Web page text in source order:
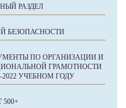
РАЗДЕЛ
БЕЗОПАСНОСТИ
ПО ОРГАНИЗАЦИИ И
ГРАМОТНОСТИ
УЧЕБНОМ ГОДУ